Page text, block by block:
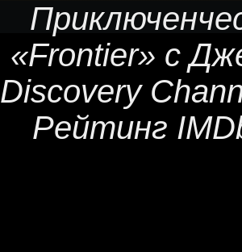
«Frontier» с
Discovery
Рейтинг